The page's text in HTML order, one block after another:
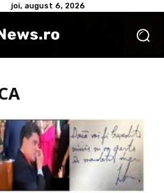
joi, august 6, 2026